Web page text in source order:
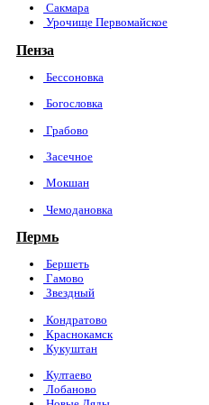
Сакмара
Урочище Первомайское
Пенза
Бессоновка
Богословка
Грабово
Засечное
Мокшан
Чемодановка
Пермь
Бершеть
Гамово
Звездный
Кондратово
Краснокамск
Кукуштан
Култаево
Лобаново